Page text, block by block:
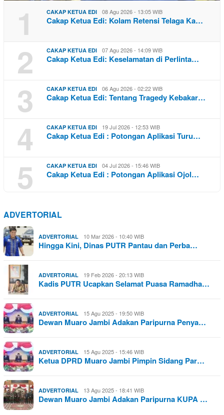
1 CAKAP KETUA EDI 08 Agu 2026 - 13:05 WIB
Cakap Ketua Edi: Kolam Retensi Telaga Ka…
2 CAKAP KETUA EDI 07 Agu 2026 - 14:09 WIB
Cakap Ketua Edi: Keselamatan di Perlinta…
3 CAKAP KETUA EDI 06 Agu 2026 - 02:22 WIB
Cakap Ketua Edi: Tentang Tragedy Kebakar…
4 CAKAP KETUA EDI 19 Jul 2026 - 12:53 WIB
Cakap Ketua Edi : Potongan Aplikasi Turu…
5 CAKAP KETUA EDI 04 Jul 2026 - 15:46 WIB
Cakap Ketua Edi : Potongan Aplikasi Ojol…
ADVERTORIAL
ADVERTORIAL 10 Mar 2026 - 10:40 WIB
Hingga Kini, Dinas PUTR Pantau dan Perba…
ADVERTORIAL 19 Feb 2026 - 20:13 WIB
Kadis PUTR Ucapkan Selamat Puasa Ramadha…
ADVERTORIAL 15 Agu 2025 - 19:50 WIB
Dewan Muaro Jambi Adakan Paripurna Penya…
ADVERTORIAL 15 Agu 2025 - 15:46 WIB
Ketua DPRD Muaro Jambi Pimpin Sidang Par…
ADVERTORIAL 13 Agu 2025 - 18:41 WIB
Dewan Muaro Jambi Adakan Paripurna KUPA …